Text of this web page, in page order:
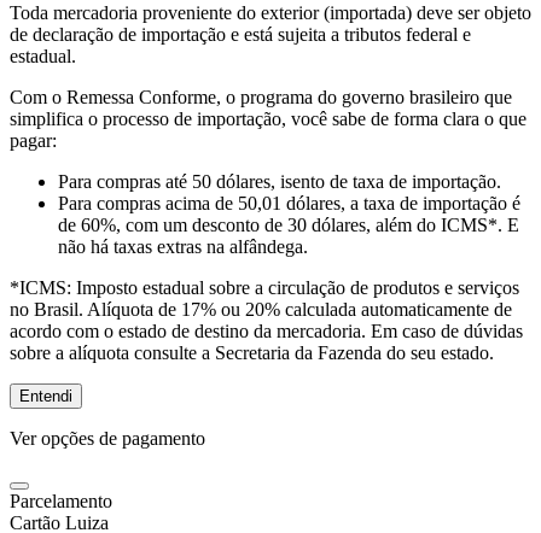
Toda mercadoria proveniente do exterior (importada) deve ser objeto
de declaração de importação e está sujeita a tributos federal e
estadual.
Com o Remessa Conforme, o programa do governo brasileiro que
simplifica o processo de importação, você sabe de forma clara o que
pagar:
Para compras até 50 dólares, isento de taxa de importação.
Para compras acima de 50,01 dólares, a taxa de importação é
de 60%, com um desconto de 30 dólares, além do ICMS*. E
não há taxas extras na alfândega.
*ICMS: Imposto estadual sobre a circulação de produtos e serviços
no Brasil. Alíquota de 17% ou 20% calculada automaticamente de
acordo com o estado de destino da mercadoria. Em caso de dúvidas
sobre a alíquota consulte a Secretaria da Fazenda do seu estado.
Entendi
Ver opções de pagamento
Parcelamento
Cartão Luiza